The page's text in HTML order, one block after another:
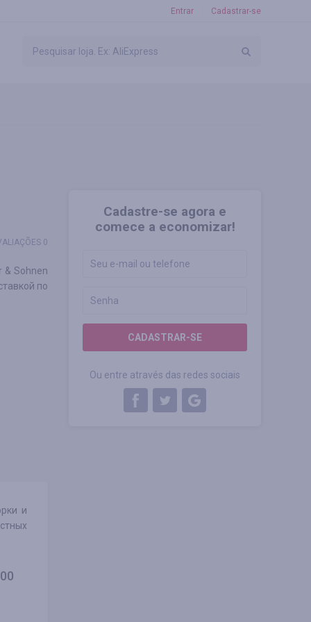
Entrar Cadastrar-se
Cadastre-se agora e
comece a economizar!
CADASTRAR-SE
Ou entre através das redes sociais
0
& Sohnen
по
и